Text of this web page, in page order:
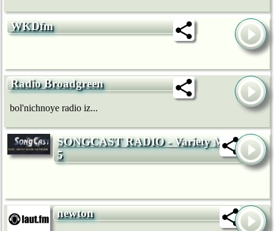
WKDfm
Radio Broadgreen
bol'nichnoye radio iz...
SONGCAST RADIO - Variety Mix
5
newton